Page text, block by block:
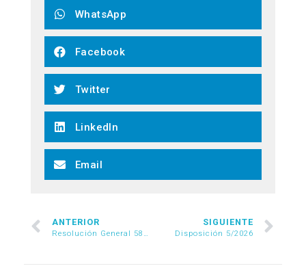
WhatsApp
Facebook
Twitter
LinkedIn
Email
ANTERIOR
Resolución General 5824/2026
SIGUIENTE
Disposición 5/2026